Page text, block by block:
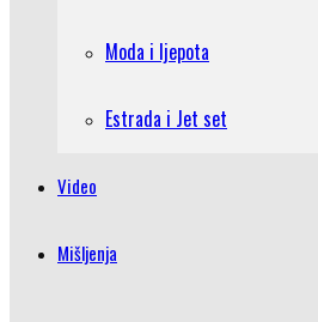
Moda i ljepota
Estrada i Jet set
Video
Mišljenja